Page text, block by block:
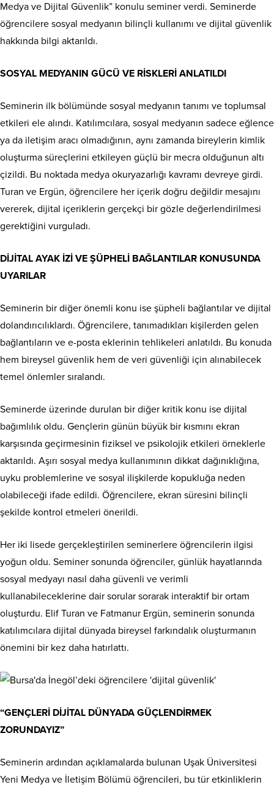
Medya ve Dijital Güvenlik” konulu seminer verdi. Seminerde
öğrencilere sosyal medyanın bilinçli kullanımı ve dijital güvenlik
hakkında bilgi aktarıldı.
SOSYAL MEDYANIN GÜCÜ VE RİSKLERİ ANLATILDI
Seminerin ilk bölümünde sosyal medyanın tanımı ve toplumsal
etkileri ele alındı. Katılımcılara, sosyal medyanın sadece eğlence
ya da iletişim aracı olmadığının, aynı zamanda bireylerin kimlik
oluşturma süreçlerini etkileyen güçlü bir mecra olduğunun altı
çizildi. Bu noktada medya okuryazarlığı kavramı devreye girdi.
Turan ve Ergün, öğrencilere her içerik doğru değildir mesajını
vererek, dijital içeriklerin gerçekçi bir gözle değerlendirilmesi
gerektiğini vurguladı.
DİJİTAL AYAK İZİ VE ŞÜPHELİ BAĞLANTILAR KONUSUNDA
UYARILAR
Seminerin bir diğer önemli konu ise şüpheli bağlantılar ve dijital
dolandırıcılıklardı. Öğrencilere, tanımadıkları kişilerden gelen
bağlantıların ve e-posta eklerinin tehlikeleri anlatıldı. Bu konuda
hem bireysel güvenlik hem de veri güvenliği için alınabilecek
temel önlemler sıralandı.
Seminerde üzerinde durulan bir diğer kritik konu ise dijital
bağımlılık oldu. Gençlerin günün büyük bir kısmını ekran
karşısında geçirmesinin fiziksel ve psikolojik etkileri örneklerle
aktarıldı. Aşırı sosyal medya kullanımının dikkat dağınıklığına,
uyku problemlerine ve sosyal ilişkilerde kopukluğa neden
olabileceği ifade edildi. Öğrencilere, ekran süresini bilinçli
şekilde kontrol etmeleri önerildi.
Her iki lisede gerçekleştirilen seminerlere öğrencilerin ilgisi
yoğun oldu. Seminer sonunda öğrenciler, günlük hayatlarında
sosyal medyayı nasıl daha güvenli ve verimli
kullanabileceklerine dair sorular sorarak interaktif bir ortam
oluşturdu. Elif Turan ve Fatmanur Ergün, seminerin sonunda
katılımcılara dijital dünyada bireysel farkındalık oluşturmanın
önemini bir kez daha hatırlattı.
“GENÇLERİ DİJİTAL DÜNYADA GÜÇLENDİRMEK
ZORUNDAYIZ”
Seminerin ardından açıklamalarda bulunan Uşak Üniversitesi
Yeni Medya ve İletişim Bölümü öğrencileri, bu tür etkinliklerin